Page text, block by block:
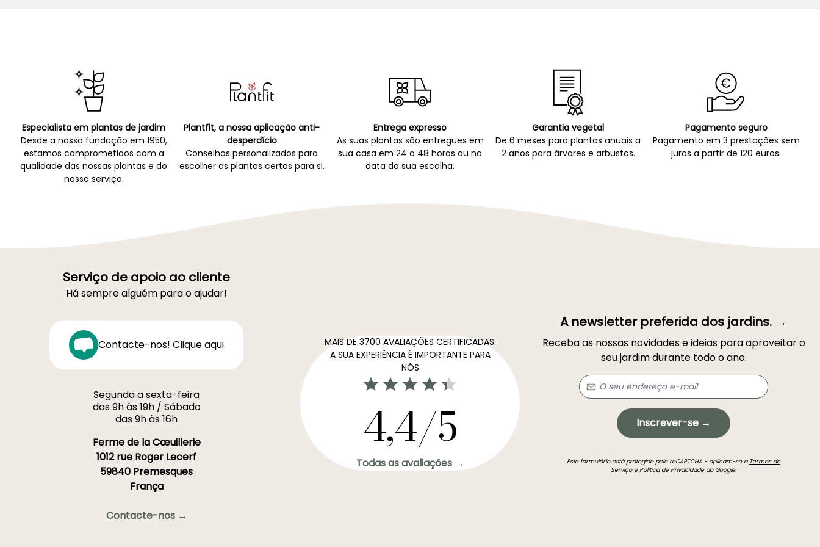
Especialista em plantas de jardim
Desde a nossa fundação em 1950,
estamos comprometidos com a
qualidade das nossas plantas e do
nosso serviço.
Plantfit, a nossa aplicação anti-
desperdício
Conselhos personalizados para
escolher as plantas certas para si.
Entrega expresso
As suas plantas são entregues em
sua casa em 24 a 48 horas ou na
data da sua escolha.
Garantia vegetal
De 6 meses para plantas anuais a
2 anos para árvores e arbustos.
Pagamento seguro
Pagamento em 3 prestações sem
juros a partir de 120 euros.
Serviço de apoio ao cliente
Há sempre alguém para o ajudar!
Contacte-nos! Clique aqui
Segunda a sexta-feira
das 9h às 19h / Sábado
das 9h às 16h
Ferme de la Cœuillerie
1012 rue Roger Lecerf
59840 Premesques
França
Contacte-nos →
MAIS DE 3700 AVALIAÇÕES CERTIFICADAS:
A SUA EXPERIÊNCIA É IMPORTANTE PARA
NÓS
4,4/5
Todas as avaliações →
A newsletter preferida dos jardins. →
Receba as nossas novidades e ideias para aproveitar o
seu jardim durante todo o ano.
Inscrever-se →
Este formulário está protegido pelo reCAPTCHA - aplicam-se a Termos de
ServiçoePolítica de Privacidadedo Google.